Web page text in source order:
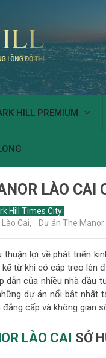
HILL PREMIUM
LÀO CAI
Hill Times City
Cai, Dự án The Manor
lợi về phát triển
từ khi có cáp treo lên
dẫn của nhiều nhà đầu
dự án nổi bật nhất
cấp và không gian
LÀO CAI SỞ